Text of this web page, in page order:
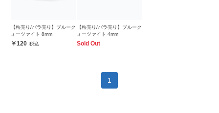
【粒売り/バラ売り】ブルーク
ォーツァイト 8mm
120
【粒売り/バラ売り】ブルーク
ォーツァイト 4mm
Sold Out
1